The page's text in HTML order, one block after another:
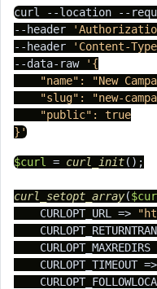
curl --location --
--header
--header
'Content-
--data-raw
'{
"name": "New
"slug": "new-
    "public": true
}'
$curl = curl_init();
curl_setopt_array(
    CURLOPT_URL =>
CURLOPT_MAXREDIRS
    CURLOPT_TIMEOUT =>